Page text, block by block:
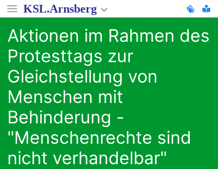
Direkt
zum
Inhalt
KSL.Arnsberg
Aktionen im Rahmen des
Protesttags zur
Gleichstellung von
Menschen mit
Behinderung -
"Menschenrechte sind
nicht verhandelbar"